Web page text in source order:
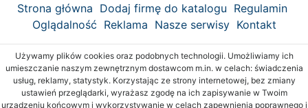
Strona główna Dodaj firmę do katalogu Regulamin
Oglądalność Reklama Nasze serwisy Kontakt
Używamy plików cookies oraz podobnych technologii. Umożliwiamy ich
umieszczanie naszym zewnętrznym dostawcom m.in. w celach: świadczenia
usług, reklamy, statystyk. Korzystając ze strony internetowej, bez zmiany
ustawień przeglądarki, wyrażasz zgodę na ich zapisywanie w Twoim
urządzeniu końcowym i wykorzystywanie w celach zapewnienia poprawnego i